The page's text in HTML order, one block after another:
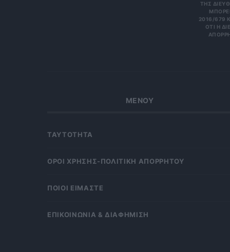
Σ
ΡΕΊΤΕ
6/679 ΚΑΙ
Η
ΡΗΤΑ
ΜΕΝΟΥ
ΤΑΥΤΟΤΗΤΑ
OΡΟΙ ΧΡΗΣΗΣ-ΠΟΛΙΤΙΚΗ ΑΠΟΡΡΗΤΟΥ
ΠΟΙΟΙ ΕΙΜΑΣΤΕ
ΕΠΙΚΟΙΝΩΝΙΑ & ΔΙΑΦΗΜΙΣΗ